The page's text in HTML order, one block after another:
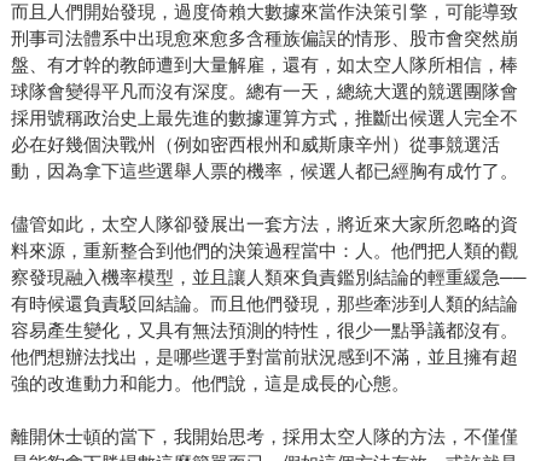
而且人們開始發現，過度倚賴大數據來當作決策引擎，可能導致
刑事司法體系中出現愈來愈多含種族偏誤的情形、股市會突然崩
盤、有才幹的教師遭到大量解雇，還有，如太空人隊所相信，棒
球隊會變得平凡而沒有深度。總有一天，總統大選的競選團隊會
採用號稱政治史上最先進的數據運算方式，推斷出候選人完全不
必在好幾個決戰州（例如密西根州和威斯康辛州）從事競選活
動，因為拿下這些選舉人票的機率，候選人都已經胸有成竹了。
儘管如此，太空人隊卻發展出一套方法，將近來大家所忽略的資
料來源，重新整合到他們的決策過程當中：人。他們把人類的觀
察發現融入機率模型，並且讓人類來負責鑑別結論的輕重緩急──
有時候還負責駁回結論。而且他們發現，那些牽涉到人類的結論
容易產生變化，又具有無法預測的特性，很少一點爭議都沒有。
他們想辦法找出，是哪些選手對當前狀況感到不滿，並且擁有超
強的改進動力和能力。他們說，這是成長的心態。
離開休士頓的當下，我開始思考，採用太空人隊的方法，不僅僅